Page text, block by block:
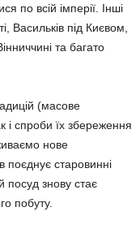
по всій імперії. Інші
Васильків під Києвом,
та багато
(масове
і спроби їх збереження
нове
поєднує старовинні
посуд знову стає
побуту.